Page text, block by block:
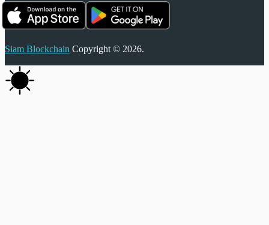
Siam Blockchain Copyright © 2026.